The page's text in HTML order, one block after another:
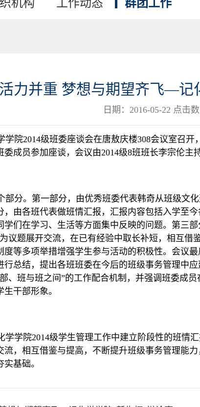
机构 工作动态 群团工作
力并重 梦想与期望齐飞—记
日期：2016-05-22 点击数
学院2014级班委座谈会在唐敖庆楼308会议室召开
委成员参加座谈，会议由2014级8班班长李宗伦主持
部分。第一部分，由优秀班委代表韩奇从班级文
，由各班代表做班情汇报，汇报内容包括入学至
学们在学习、生活等方面集中反映的问题。第三
议题展开交流，在已有经验中取长补短，相互
度等多项举措增强学生参与活动的积极性。会议
总结，提出各班班委在今后的班级事务管理中
、班与班之间”的工作配合机制，并强调班委成
干部形象。
学学院2014级学生管理工作中建立阶段性的班情
流，相互借鉴与提高，不断提升班级事务管理能
基础。